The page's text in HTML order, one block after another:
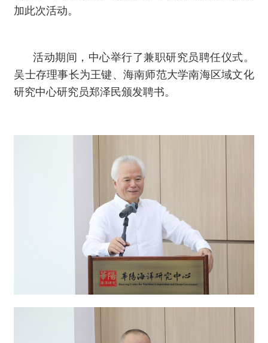
加此次活动。
活动期间，中心举行了兼职研究员聘任仪式。
吴士存理事长为王键、海南师范大学南海区域文化
研究中心研究员郑泽民颁发聘书。